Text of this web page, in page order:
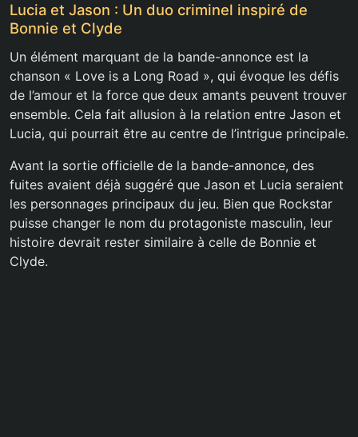
Lucia et Jason : Un duo criminel inspiré de
Bonnie et Clyde
Un élément marquant de la bande-annonce est la
chanson « Love is a Long Road », qui évoque les défis
de l’amour et la force que deux amants peuvent trouver
ensemble. Cela fait allusion à la relation entre Jason et
Lucia, qui pourrait être au centre de l’intrigue principale.
Avant la sortie officielle de la bande-annonce, des
fuites avaient déjà suggéré que Jason et Lucia seraient
les personnages principaux du jeu. Bien que Rockstar
puisse changer le nom du protagoniste masculin, leur
histoire devrait rester similaire à celle de Bonnie et
Clyde.